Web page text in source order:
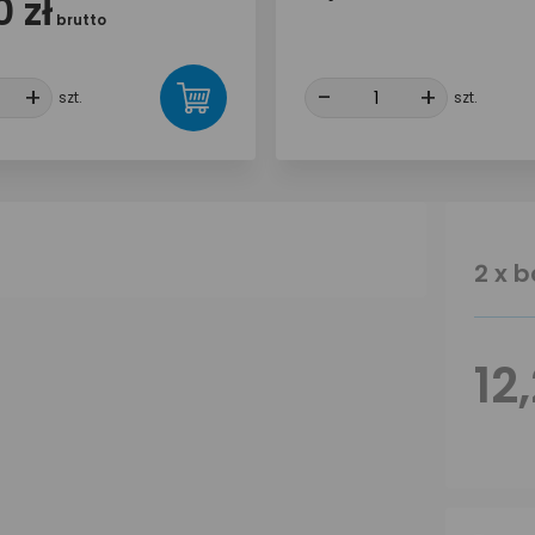
zł brutto
+ +
szt. - + +
szt.
2 x